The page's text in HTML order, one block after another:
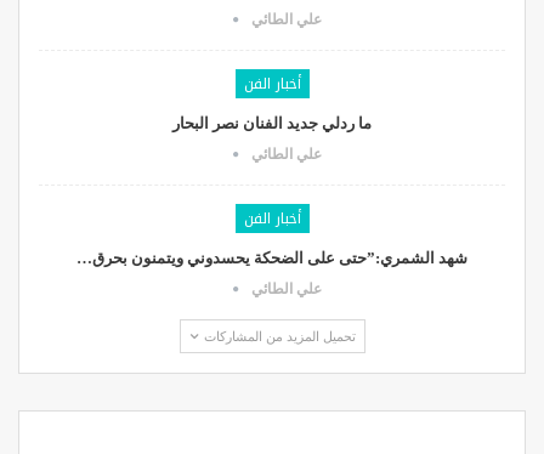
علي الطائي
أخبار الفن
ما ردلي جديد الفنان نصر البحار
علي الطائي
أخبار الفن
شهد الشمري:”حتى على الضحكة يحسدوني ويتمنون بحرق…
علي الطائي
تحميل المزيد من المشاركات